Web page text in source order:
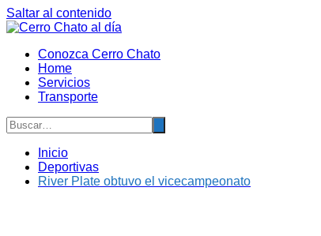
Saltar al contenido
Conozca Cerro Chato
Home
Servicios
Transporte
Inicio
Deportivas
River Plate obtuvo el vicecampeonato